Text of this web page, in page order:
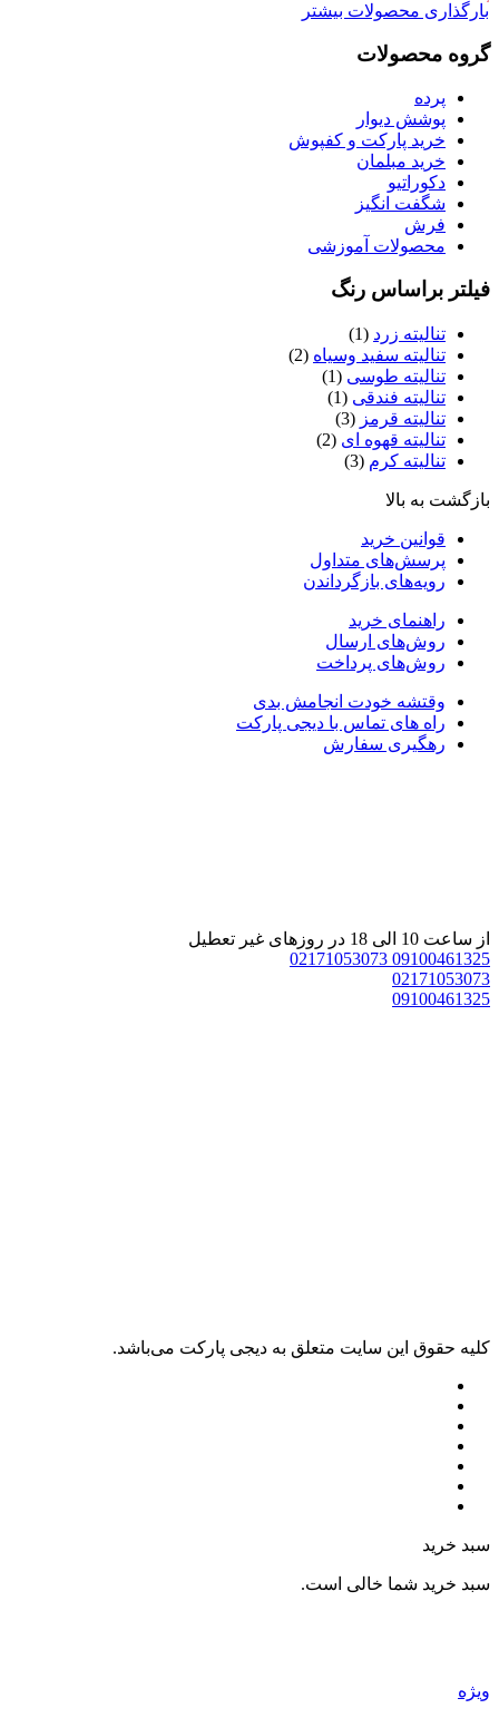
بارگذاری محصولات بیشتر
گروه محصولات
پرده
پوشش دیوار
خرید پارکت و کفپوش
خرید مبلمان
دکوراتیو
شگفت انگیز
فرش
محصولات آموزشی
فیلتر براساس رنگ
تنالیته زرد (1)
تنالیته سفید وسیاه (2)
تنالیته طوسی (1)
تنالیته فندقی (1)
تنالیته قرمز (3)
تنالیته قهوه ای (2)
تنالیته کرم (3)
بازگشت به بالا
قوانین خرید
پرسش‌های متداول
رویه‌های بازگرداندن
راهنمای خرید
روش‌های ارسال
روش‌های پرداخت
وقتشه خودت انجامش بدی
راه های تماس با دیجی پارکت
رهگیری سفارش
از ساعت 10 الی 18 در روزهای غیر تعطیل
09100461325
02171053073
02171053073
09100461325
کليه حقوق اين سايت متعلق به دیجی پارکت می‌باشد.
سبد خرید
سبد خرید شما خالی است.
ویژه